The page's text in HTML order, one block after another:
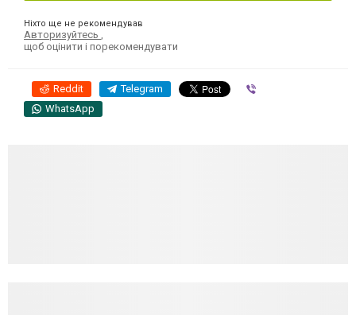
Ніхто ще не рекомендував
Авторизуйтесь
щоб оцінити і порекомендувати
Reddit Telegram
WhatsApp